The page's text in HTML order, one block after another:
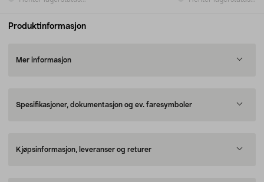
Produktinformasjon
Mer informasjon
Spesifikasjoner, dokumentasjon og ev. faresymboler
Kjøpsinformasjon, leveranser og returer